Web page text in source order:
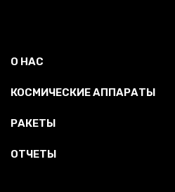
О НАС
КОСМИЧЕСКИЕ АППАРАТЫ
РАКЕТЫ
ОТЧЕТЫ